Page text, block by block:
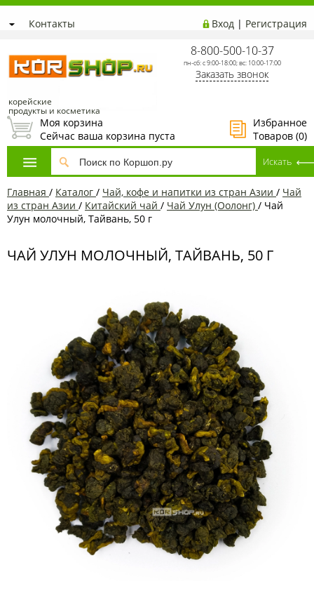
Контакты Вход | Регистрация
корейские
продукты и косметика
8-800-500-10-37
пн-сб: с 9:00-18:00; вс: 10:00-17:00
Заказать звонок
Избранное
Товаров (0)
Моя корзина
Сейчас ваша корзина пуста
Главная / Каталог / Чай, кофе и напитки из стран Азии / Чай
из стран Азии / Китайский чай / Чай Улун (Оолонг) / Чай
Улун молочный, Тайвань, 50 г
ЧАЙ УЛУН МОЛОЧНЫЙ, ТАЙВАНЬ, 50 Г